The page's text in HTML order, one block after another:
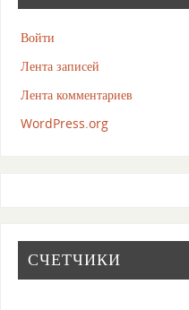
Войти
Лента записей
Лента комментариев
WordPress.org
СЧЕТЧИКИ